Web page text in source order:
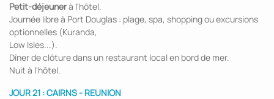
Petit-déjeunerà l'hôtel.
Journée libre à Port Douglas : plage, spa, shopping ou excursions
optionnelles (Kuranda,
Low Isles...).
Dîner de clôture dans un restaurant local en bord de mer.
Nuit à l'hôtel.
JOUR 21 : CAIRNS - REUNION